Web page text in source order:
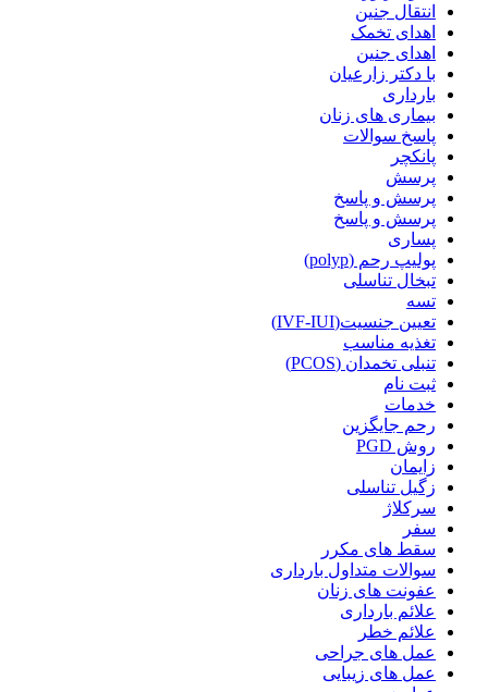
انتقال جنین
اهدای تخمک
اهدای جنین
با دکتر زارعیان
بارداری
بیماری های زنان
پاسخ سوالات
پانکچر
پرسش
پرسش و پاسخ
پرسش و پاسخ
پساری
پولیپ رحم (polyp)
تبخال تناسلی
تسه
تعیین جنسیت(IVF-IUI)
تغذیه مناسب
تنبلی تخمدان (PCOS)
ثبت نام
خدمات
رحم جایگزین
روش PGD
زایمان
زگیل تناسلی
سرکلاژ
سفر
سقط های مکرر
سوالات متداول بارداری
عفونت های زنان
علائم بارداری
علائم خطر
عمل های جراحی
عمل های زیبایی